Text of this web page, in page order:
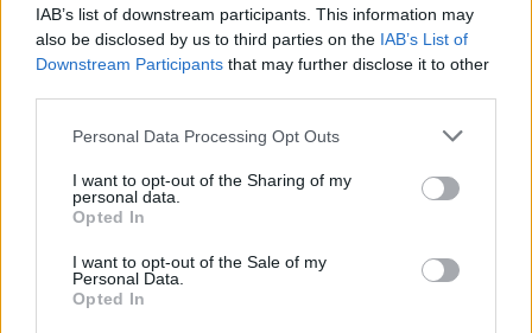
IAB’s list of downstream participants. This information may
also be disclosed by us to third parties on the IAB’s List of
Downstream Participants that may further disclose it to other
Personal Data Processing Opt Outs
I want to opt-out of the Sharing of my
personal data.
Opted In
I want to opt-out of the Sale of my
Personal Data.
Opted In
Nyhende